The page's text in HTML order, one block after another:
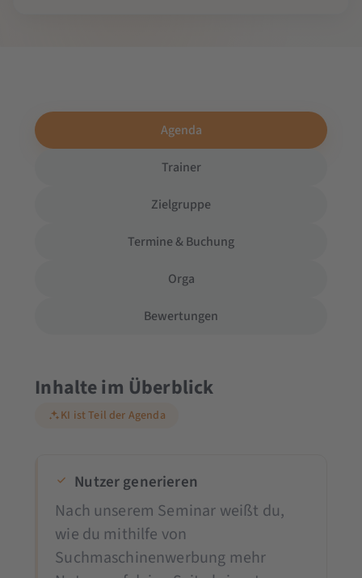
Agenda
Trainer
Zielgruppe
Termine & Buchung
Orga
Bewertungen
Inhalte im Überblick
KI ist Teil der Agenda
Nutzer generieren
Nach unserem Seminar weißt du,
wie du mithilfe von
Suchmaschinenwerbung mehr